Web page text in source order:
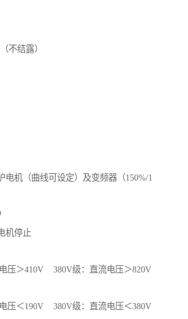
不结露）
电机（曲线可设定）及变频器（150%/1
机停止
压＞410V 380V级：直流电压＞820V
压＜190V 380V级：直流电压＜380V